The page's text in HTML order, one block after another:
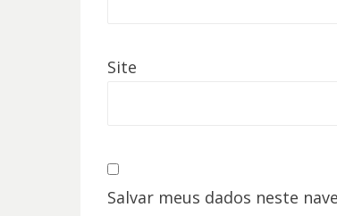
Site
Salvar meus dados neste